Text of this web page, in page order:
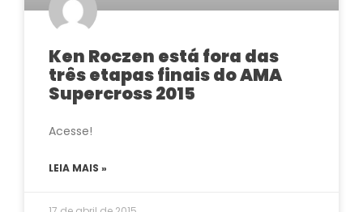
Ken Roczen está fora das
três etapas finais do AMA
Supercross 2015
Acesse!
LEIA MAIS »